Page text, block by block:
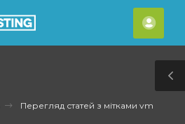
Перегляд статей з мітками vm